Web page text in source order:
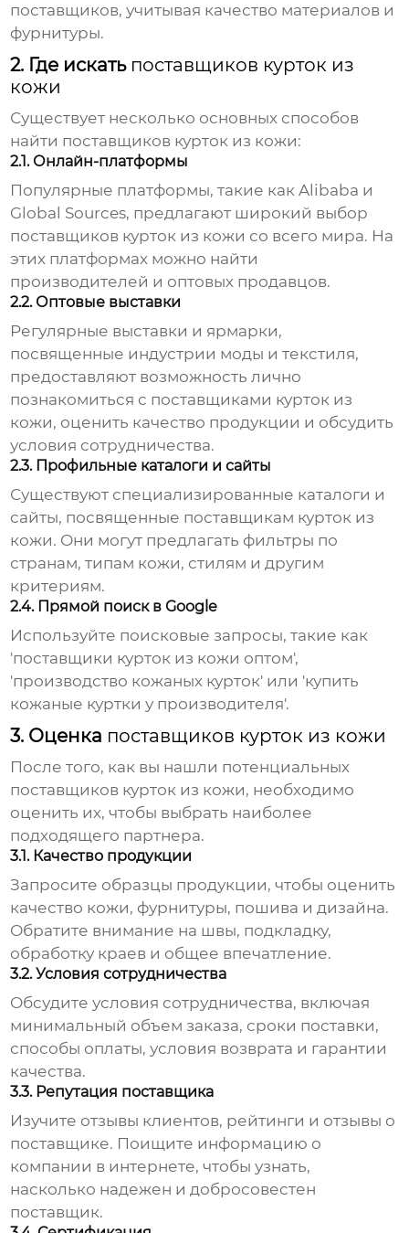
поставщиков, учитывая качество материалов и
фурнитуры.
2. Где искать поставщиков курток из
кожи
Существует несколько основных способов
найти поставщиков курток из кожи:
2.1. Онлайн-платформы
Популярные платформы, такие как Alibaba и
Global Sources, предлагают широкий выбор
поставщиков курток из кожи со всего мира. На
этих платформах можно найти
производителей и оптовых продавцов.
2.2. Оптовые выставки
Регулярные выставки и ярмарки,
посвященные индустрии моды и текстиля,
предоставляют возможность лично
познакомиться с поставщиками курток из
кожи, оценить качество продукции и обсудить
условия сотрудничества.
2.3. Профильные каталоги и сайты
Существуют специализированные каталоги и
сайты, посвященные поставщикам курток из
кожи. Они могут предлагать фильтры по
странам, типам кожи, стилям и другим
критериям.
2.4. Прямой поиск в Google
Используйте поисковые запросы, такие как
'поставщики курток из кожи оптом',
'производство кожаных курток' или 'купить
кожаные куртки у производителя'.
3. Оценка поставщиков курток из кожи
После того, как вы нашли потенциальных
поставщиков курток из кожи, необходимо
оценить их, чтобы выбрать наиболее
подходящего партнера.
3.1. Качество продукции
Запросите образцы продукции, чтобы оценить
качество кожи, фурнитуры, пошива и дизайна.
Обратите внимание на швы, подкладку,
обработку краев и общее впечатление.
3.2. Условия сотрудничества
Обсудите условия сотрудничества, включая
минимальный объем заказа, сроки поставки,
способы оплаты, условия возврата и гарантии
качества.
3.3. Репутация поставщика
Изучите отзывы клиентов, рейтинги и отзывы о
поставщике. Поищите информацию о
компании в интернете, чтобы узнать,
насколько надежен и добросовестен
поставщик.